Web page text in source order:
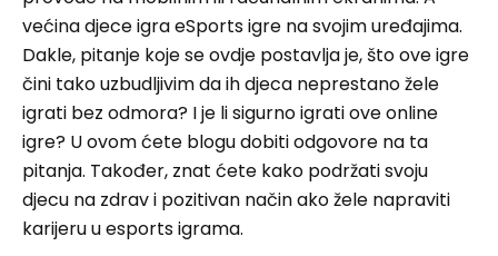
većina djece igra eSports igre na svojim uređajima.
Dakle, pitanje koje se ovdje postavlja je, što ove igre
čini tako uzbudljivim da ih djeca neprestano žele
igrati bez odmora? I je li sigurno igrati ove online
igre? U ovom ćete blogu dobiti odgovore na ta
pitanja. Također, znat ćete kako podržati svoju
djecu na zdrav i pozitivan način ako žele napraviti
karijeru u esports igrama.